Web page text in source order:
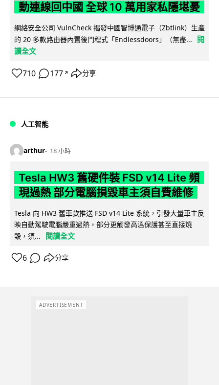
動連線回中國 全球 10 萬用家私隱堪憂
網絡安全公司 VulnCheck 揭發中國智博通電子（Zbtlink）生產
的 20 多款路由器內置後門程式「Endlessdoors」（無盡...
閱
讀全文
710 177 ↗ 分享
人工智能
arthur 18 小時
Tesla HW3 舊硬件裝 FSD v14 Lite 頻
現過熱 部分電腦損毀車主須自費維修
Tesla 向 HW3 舊車款推送 FSD v14 Lite 系統，引發大量車主反
映自動駕駛電腦嚴重過熱，部分更觸發高溫保護甚至直接燒
毀，須...
閱讀全文
6 分享
ADVERTISEMENT